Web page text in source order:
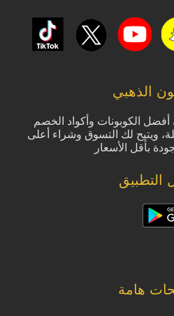
الذهبي
أفضل الكوبونات وأكواد الخصم
ويتيح لك التسوق وشراء أعلى
بأقل الأسعار
التطبيق
هامة